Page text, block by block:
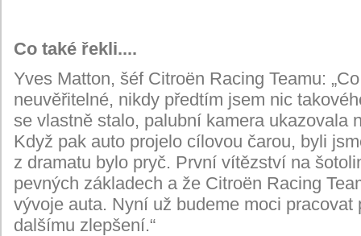
Co také řekli....
Yves Matton, šéf Citroën Racing Teamu:
neuvěřitelné, nikdy předtím jsem nic
se vlastně stalo, palubní kamera ukazovala
Když pak auto projelo cílovou čarou, byli
z dramatu bylo pryč. První vítězství na
pevných základech a že Citroën Racing
vývoje auta. Nyní už budeme moci
dalšímu zlepšení.“